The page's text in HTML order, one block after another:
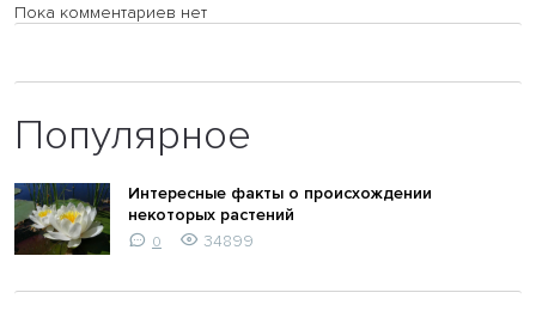
Пока комментариев нет
Популярное
Интересные факты о происхождении
некоторых растений
0 34899